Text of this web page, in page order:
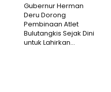
Gubernur Herman
Deru Dorong
Pembinaan Atlet
Bulutangkis Sejak Dini
untuk Lahirkan...